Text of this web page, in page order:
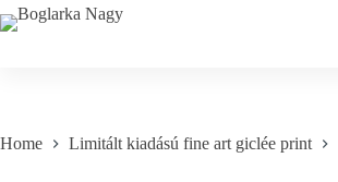
Skip
to
Home Limitált kiadású fine art giclée print